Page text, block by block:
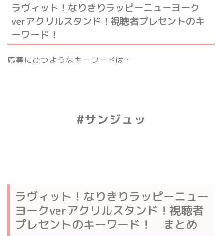
ラヴィット！なりきりラッピーニューヨーク
verアクリルスタンド！視聴者プレセントのキ
ーワード！
応募にひつようなキーワードは…
#サンジュッ
ラヴィット！なりきりラッピーニュー
ヨークverアクリルスタンド！視聴者
プレセントのキーワード！ まとめ